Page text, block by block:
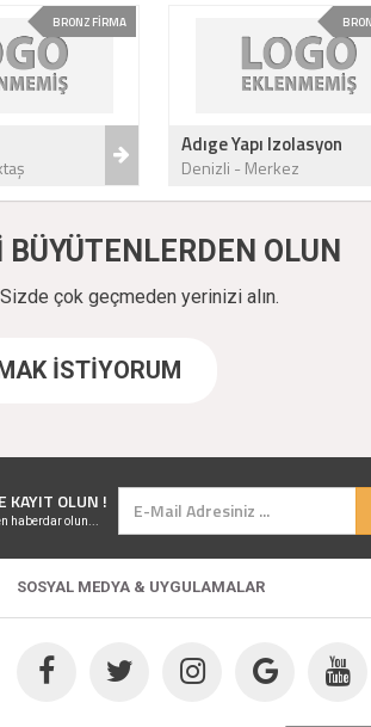
BRONZ FİRMA
Adıge Yapı Izolasyon
Denizli - Merkez
OLUN
çok geçmeden yerinizi alın.
İSTİYORUM
KAYIT OLUN !
haberdar olun...
SOSYAL MEDYA & UYGULAMALAR